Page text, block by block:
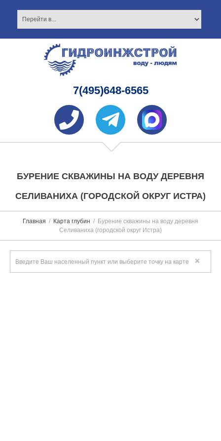
7(495)648-6565
БУРЕНИЕ СКВАЖИНЫ НА ВОДУ ДЕРЕВНЯ
СЕЛИВАНИХА (ГОРОДСКОЙ ОКРУГ ИСТРА)
Главная Карта глубин
Бурение скважины на воду деревня
Селиваниха (городской округ Истра)